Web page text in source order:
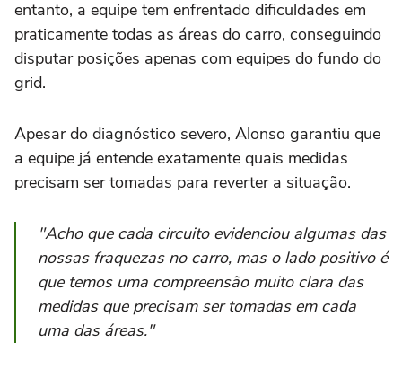
entanto, a equipe tem enfrentado dificuldades em
praticamente todas as áreas do carro, conseguindo
disputar posições apenas com equipes do fundo do
grid.
Apesar do diagnóstico severo, Alonso garantiu que
a equipe já entende exatamente quais medidas
precisam ser tomadas para reverter a situação.
"Acho que cada circuito evidenciou algumas das
nossas fraquezas no carro, mas o lado positivo é
que temos uma compreensão muito clara das
medidas que precisam ser tomadas em cada
uma das áreas."